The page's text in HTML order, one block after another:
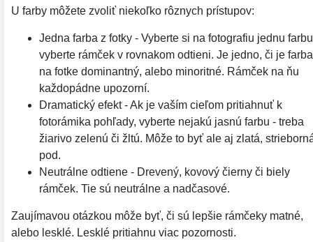
U farby môžete zvoliť niekoľko rôznych prístupov:
Jedna farba z fotky - Vyberte si na fotografiu jednu
vyberte rámček v rovnakom odtieni. Je jedno, či je farba
na fotke dominantný, alebo minoritné. Rámček na ňu
každopádne upozorní.
Dramatický efekt - Ak je vaším cieľom pritiahnuť k
fotorámika pohľady, vyberte nejakú jasnú farbu - treba
žiarivo zelenú či žltú. Môže to byť ale aj zlatá,
pod.
Neutrálne odtiene - Drevený, kovový čierny či biely
rámček. Tie sú neutrálne a nadčasové.
Zaujímavou otázkou môže byť, či sú lepšie rámčeky matné,
alebo lesklé. Lesklé pritiahnu viac pozornosti.